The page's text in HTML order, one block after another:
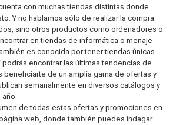
con muchas tiendas distintas donde
Y no hablamos sólo de realizar la compra
sino otros productos como ordenadores o
en tiendas de informática o menaje
es conocida por tener tiendas únicas
encontrar las últimas tendencias de
beneficiarte de un amplia gama de ofertas y
semanalmente en diversos catálogos y
de todas estas ofertas y promociones en
web, donde también puedes indagar